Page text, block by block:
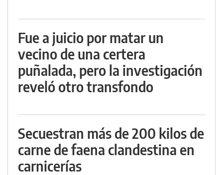
Fue a juicio por matar un
vecino de una certera
puñalada, pero la investigación
reveló otro transfondo
Secuestran más de 200 kilos de
carne de faena clandestina en
carnicerías